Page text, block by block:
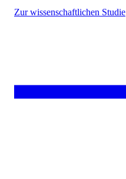
Zur wissenschaftlichen Studie